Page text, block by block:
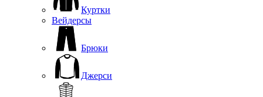
Куртки
Вейдерсы
Брюки
Джерси